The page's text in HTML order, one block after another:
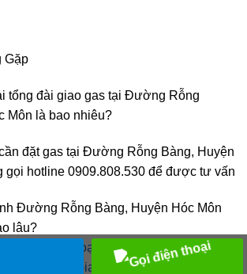
Gặp
tổng đài giao gas tại Đường Rỗng
Môn là bao nhiêu?
đặt gas tại Đường Rỗng Bàng, Huyện
gọi hotline 0909.808.530 để được tư vấn
Đường Rỗng Bàng, Huyện Hóc Môn
lâu?
các loại bình gas
12kg và 45kg
Gia Đình Gas